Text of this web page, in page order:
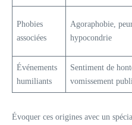
Phobies
associées
Agoraphobie,
hypocondrie
Événements
humiliants
Sentiment de
vomissement
Évoquer ces origines avec un